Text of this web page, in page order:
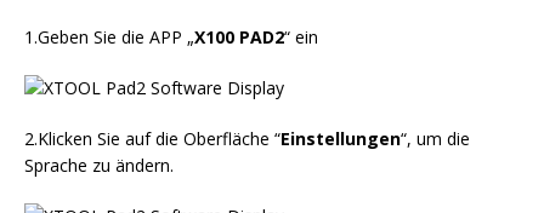
1.Geben Sie die APP „X100 PAD2“ ein
2.Klicken Sie auf die Oberfläche “Einstellungen“, um die
Sprache zu ändern.